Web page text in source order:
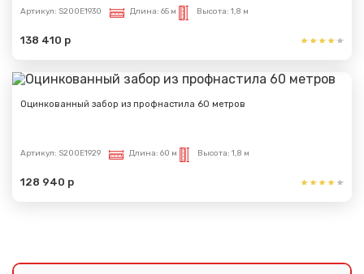
Артикул: S200E1930 Длина: 65 м Высота: 1,8 м
138 410 р
Оцинкованный забор из профнастила 60 метров
Артикул: S200E1929 Длина: 60 м Высота: 1,8 м
128 940 р